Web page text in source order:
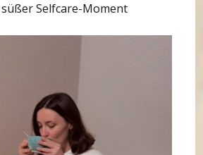
Selfcare-Moment